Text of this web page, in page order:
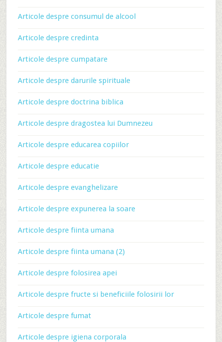
Articole despre consumul de alcool
Articole despre credinta
Articole despre cumpatare
Articole despre darurile spirituale
Articole despre doctrina biblica
Articole despre dragostea lui Dumnezeu
Articole despre educarea copiilor
Articole despre educatie
Articole despre evanghelizare
Articole despre expunerea la soare
Articole despre fiinta umana
Articole despre fiinta umana (2)
Articole despre folosirea apei
Articole despre fructe si beneficiile folosirii lor
Articole despre fumat
Articole despre igiena corporala